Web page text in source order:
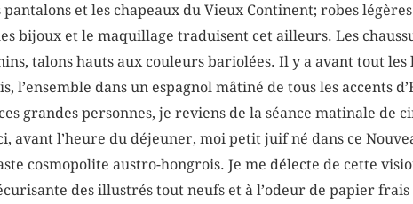
et les chapeaux du Vieux Continent; robes
bijoux et le maquillage traduisent cet ailleurs. Les
talons hauts aux couleurs bariolées. Il y a avant tout
l’ensemble dans un espagnol mâtiné de tous les accents
grandes personnes, je reviens de la séance matinale de
avant l’heure du déjeuner, moi petit juif né dans ce
cosmopolite austro-hongrois. Je me délecte de cette
des illustrés tout neufs et à l’odeur de papier frais